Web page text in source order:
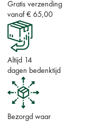
Gratis verzending
vanaf € 65,00
Altijd 14
dagen bedenktijd
Bezorgd waar